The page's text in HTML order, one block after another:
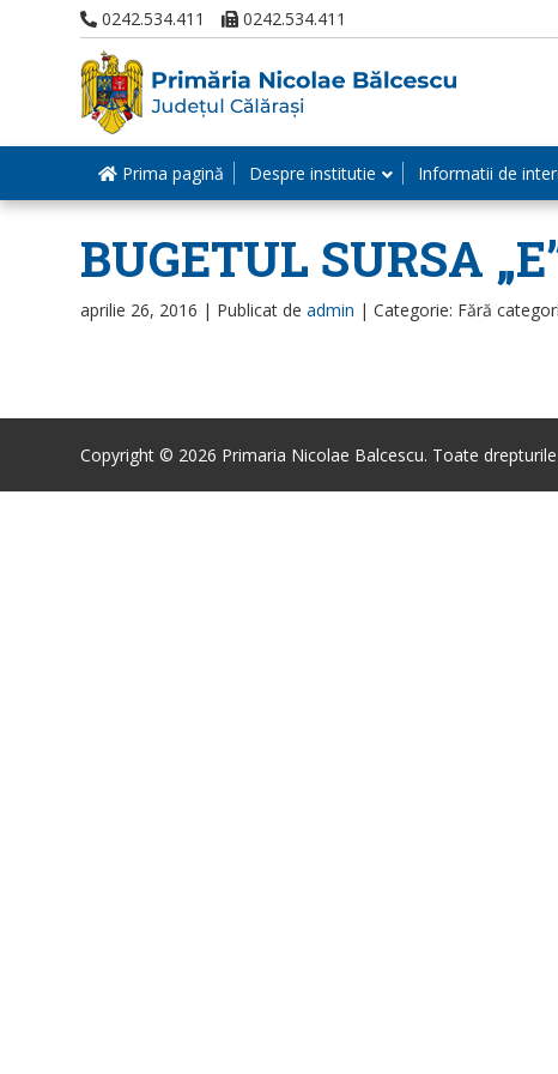
0242.534.411 0242.534.411
Prima pagină Despre institutie Informatii de
BUGETUL SURSA
aprilie 26, 2016 | Publicat de admin | Categorie: Fără
Copyright © 2026 Primaria Nicolae Balcescu. Toate